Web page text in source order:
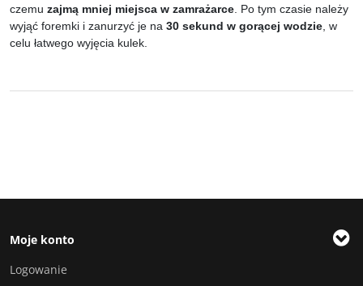
czemu zajmą mniej miejsca w zamrażarce. Po tym czasie należy
wyjąć foremki i zanurzyć je na 30 sekund w gorącej wodzie, w
celu łatwego wyjęcia kulek.
Moje konto
Logowanie